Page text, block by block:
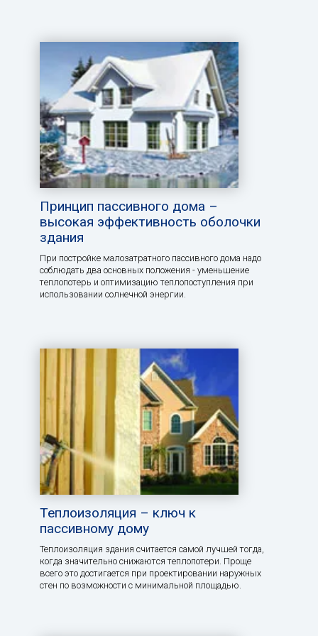
Принцип пассивного дома –
высокая эффективность оболочки
здания
При постройке малозатратного пассивного дома надо
соблюдать два основных положения - уменьшение
теплопотерь и оптимизацию теплопоступления при
использовании солнечной энергии.
Теплоизоляция – ключ к
пассивному дому
Теплоизоляция здания считается самой лучшей тогда,
когда значительно снижаются теплопотери. Проще
всего это достигается при проектировании наружных
стен по возможности с минимальной площадью.